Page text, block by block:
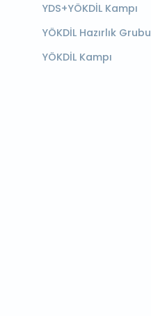
YDS+YÖKDİL Kampı
YÖKDİL Hazırlık Grubu
YÖKDİL Kampı